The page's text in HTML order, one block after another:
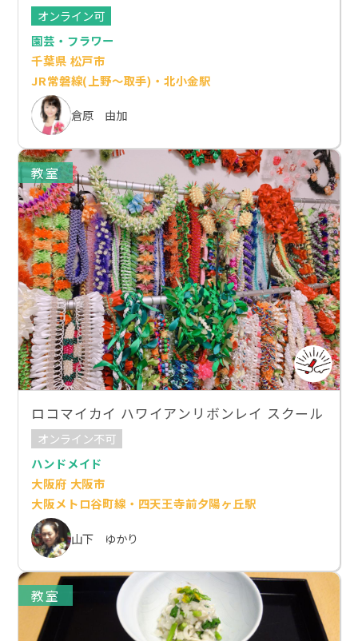
オンライン可
園芸・フラワー
千葉県 松戸市
JR常磐線(上野～取手)・北小金駅
倉原 由加
教室
ロコマイカイ ハワイアンリボンレイ スクール
オンライン不可
ハンドメイド
大阪府 大阪市
大阪メトロ谷町線・四天王寺前夕陽ヶ丘駅
山下 ゆかり
教室